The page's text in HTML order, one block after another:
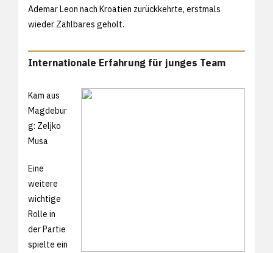
Ademar Leon nach Kroatien zurückkehrte, erstmals
wieder Zählbares geholt.
Internationale Erfahrung für junges Team
Kam aus
Magdebur
g: Zeljko
Musa
Eine
weitere
wichtige
Rolle in
der Partie
spielte ein